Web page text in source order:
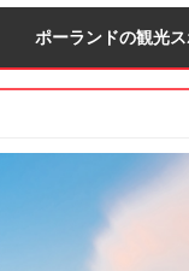
ポーランドの観光